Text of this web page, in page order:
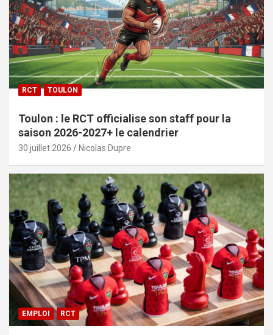
RCT TOULON
Toulon : le RCT officialise son staff pour la
saison 2026-2027+ le calendrier
30 juillet 2026 Nicolas Dupre
EMPLOI RCT